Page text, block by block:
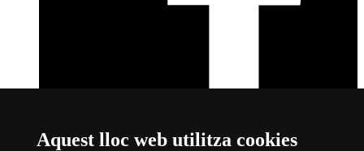
Aquest lloc web utilitza cookies
FacebookAquest enllaç s'obre en una finestra nova